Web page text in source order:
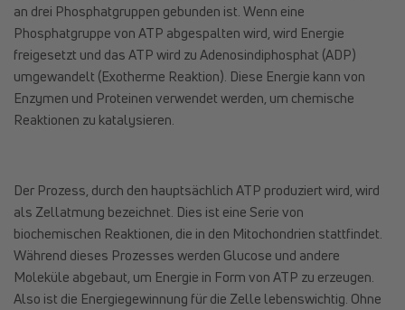
an drei Phosphatgruppen gebunden ist. Wenn eine
Phosphatgruppe von ATP abgespalten wird, wird Energie
freigesetzt und das ATP wird zu Adenosindiphosphat (ADP)
umgewandelt (Exotherme Reaktion). Diese Energie kann von
Enzymen und Proteinen verwendet werden, um chemische
Reaktionen zu katalysieren.
Der Prozess, durch den hauptsächlich ATP produziert wird, wird
als Zellatmung bezeichnet. Dies ist eine Serie von
biochemischen Reaktionen, die in den Mitochondrien stattfindet.
Während dieses Prozesses werden Glucose und andere
Moleküle abgebaut, um Energie in Form von ATP zu erzeugen.
Also ist die Energiegewinnung für die Zelle lebenswichtig. Ohne